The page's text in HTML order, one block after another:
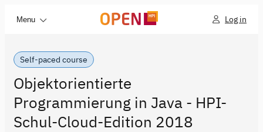
Menu Log in
Self-paced course
Objektorientierte
Programmierung in Java - HPI-
Schul-Cloud-Edition 2018